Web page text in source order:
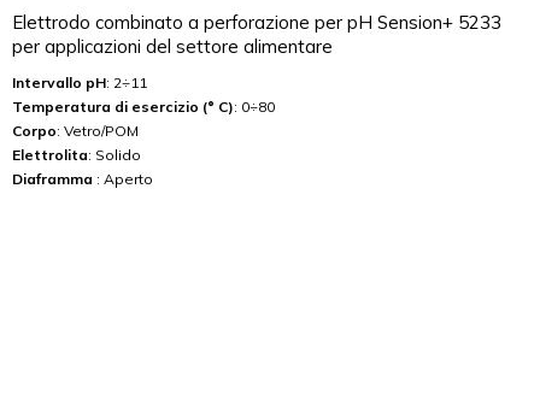
Elettrodo combinato a perforazione per pH Sension+ 5233
per applicazioni del settore alimentare
Intervallo pH: 2÷11
Temperatura di esercizio (° C): 0÷80
Corpo: Vetro/POM
Elettrolita: Solido
Diaframma : Aperto